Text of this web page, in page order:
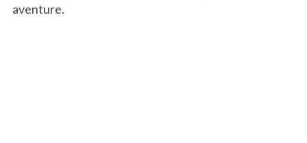
aventure.